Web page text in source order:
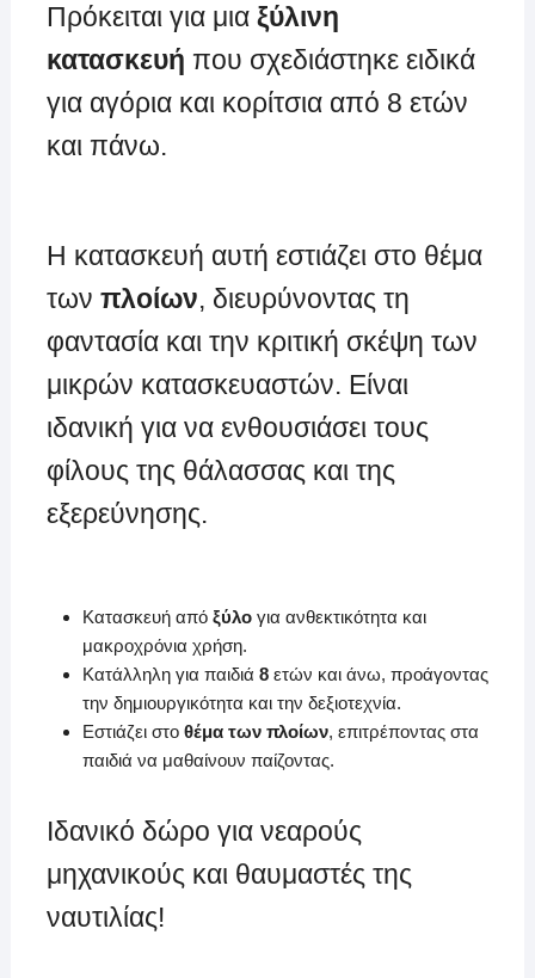
Πρόκειται για μια ξύλινη
κατασκευή που σχεδιάστηκε ειδικά
για αγόρια και κορίτσια από 8 ετών
και πάνω.
Η κατασκευή αυτή εστιάζει στο θέμα
των πλοίων, διευρύνοντας τη
φαντασία και την κριτική σκέψη των
μικρών κατασκευαστών. Είναι
ιδανική για να ενθουσιάσει τους
φίλους της θάλασσας και της
εξερεύνησης.
Κατασκευή από ξύλογια ανθεκτικότητα και
μακροχρόνια χρήση.
Κατάλληλη για παιδιά 8ετών και άνω, προάγοντας
την δημιουργικότητα και την δεξιοτεχνία.
Εστιάζει στο θέμα των πλοίων, επιτρέποντας στα
παιδιά να μαθαίνουν παίζοντας.
Ιδανικό δώρο για νεαρούς
μηχανικούς και θαυμαστές της
ναυτιλίας!